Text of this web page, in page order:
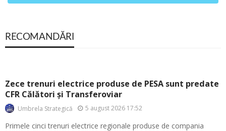
RECOMANDĂRI
Zece trenuri electrice produse de PESA sunt predate
CFR Călători și Transferoviar
Umbrela Strategică 5 august 2026 17:52
Primele cinci trenuri electrice regionale produse de compania